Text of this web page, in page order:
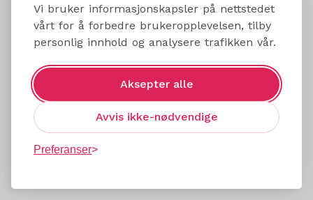
Vi bruker informasjonskapsler på nettstedet
vårt for å forbedre brukeropplevelsen, tilby
personlig innhold og analysere trafikken vår.
Aksepter alle
Avvis ikke-nødvendige
Preferanser